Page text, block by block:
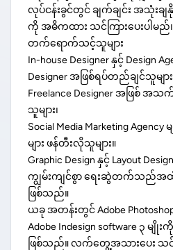
လုပ်ငန်းခွင်တွင် ချက်ချင်း အသုံးချ
ကို အဓိကထား သင်ကြားပေးပါမည်
တက်ရောက်သင့်သူများ
In-house Designer နှင့် Design
Designer အဖြစ်ရပ်တည်ချင်သူများ
Freelance Designer အဖြစ် အသ
သူများ၊
Social Media Marketing
များ ဖန်တီးလိုသူများ။
Graphic Design နှင့် Layout
ကျွမ်းကျင်စွာ ရေးဆွဲတက်သည်အ
ဖြစ်သည်။
ယခု အတန်းတွင် Adobe
Adobe Indesign software ၃ မျို
ဖြစ်သည်။ လက်တွေ့အသားပေး သင်